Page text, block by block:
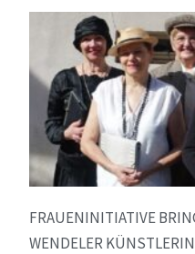
FRAUENINITIATIVE
WENDELER